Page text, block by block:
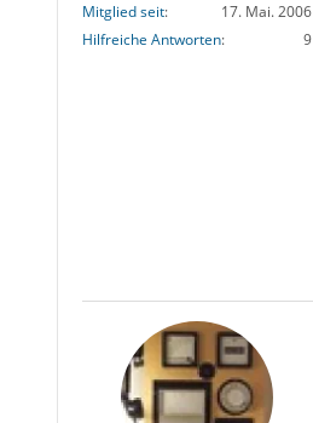
Mitglied seit
17. Mai. 2006
Hilfreiche Antworten
9